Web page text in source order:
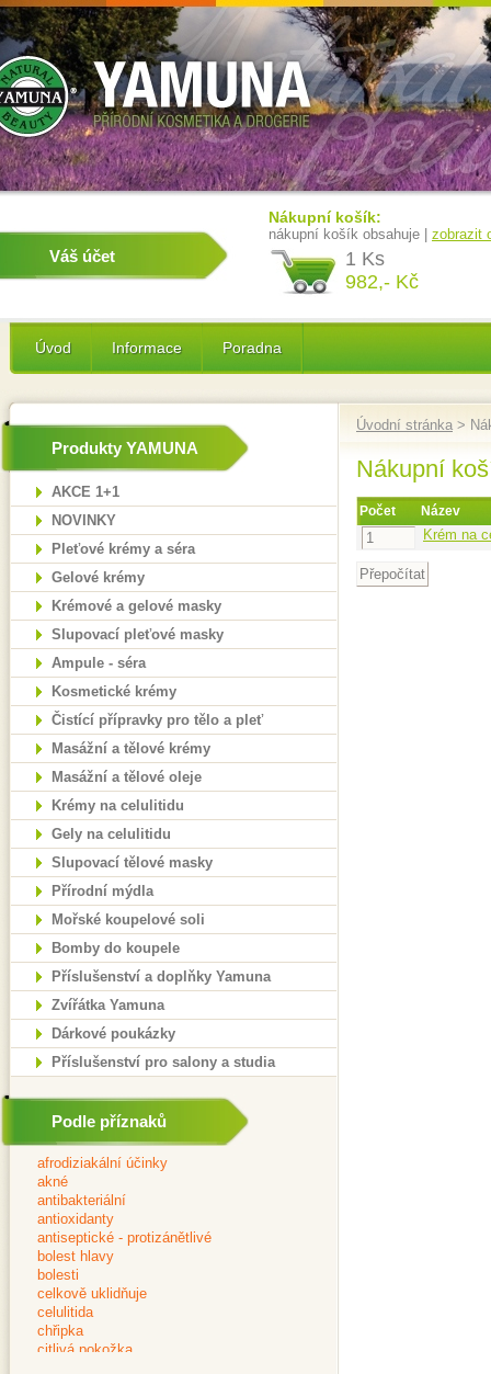
Váš účet
Nákupní košík:
nákupní košík obsahuje | zobrazit
1 Ks
982,- Kč
Úvod Informace Poradna
Produkty YAMUNA
AKCE 1+1
NOVINKY
Pleťové krémy a séra
Gelové krémy
Krémové a gelové masky
Slupovací pleťové masky
Ampule - séra
Kosmetické krémy
Čistící přípravky pro tělo a pleť
Masážní a tělové krémy
Masážní a tělové oleje
Krémy na celulitidu
Gely na celulitidu
Slupovací tělové masky
Přírodní mýdla
Mořské koupelové soli
Bomby do koupele
Příslušenství a doplňky Yamuna
Zvířátka Yamuna
Dárkové poukázky
Příslušenství pro salony a studia
Podle příznaků
Úvodní stránka >
Nákupní
Počet Název
Krém na